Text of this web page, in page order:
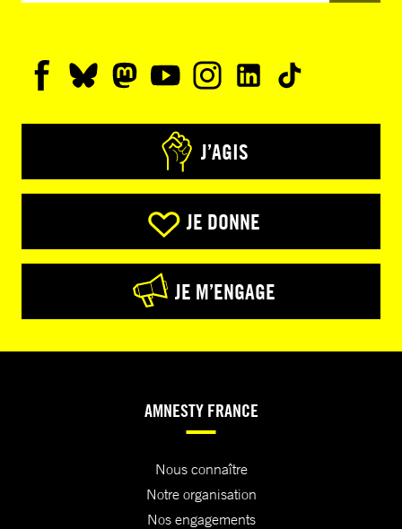
J’AGIS
JE DONNE
JE M’ENGAGE
AMNESTY FRANCE
Nous connaître
Notre organisation
Nos engagements